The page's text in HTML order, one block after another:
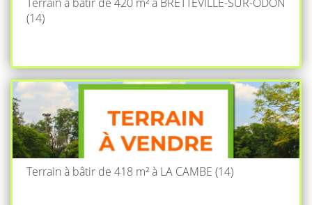
(14)
Terrain à bâtir de 418 m² à LA CAMBE (14)